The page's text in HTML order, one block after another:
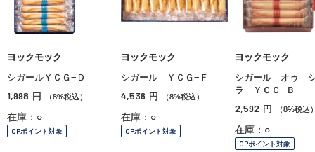
ヨックモック
シガールＹＣＧ−Ｄ
1,998 円 （8%税込）
在庫：○
OPポイント対象
ヨックモック
シガール ＹＣＧ−Ｆ
4,536 円 （8%税込）
在庫：○
OPポイント対象
ヨックモック
シガール オゥ
ラ ＹＣＣ−Ｂ
2,592 円 （8%税込
在庫：○
OPポイント対象